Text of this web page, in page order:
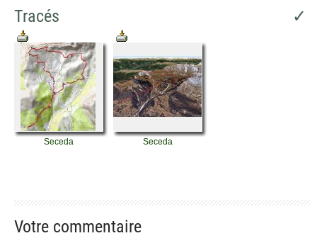
Tracés ✓
Seceda Seceda
Votre commentaire